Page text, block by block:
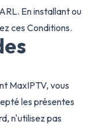
En installant ou
ces Conditions.
MaxIPTV, vous
les présentes
n'utilisez pas